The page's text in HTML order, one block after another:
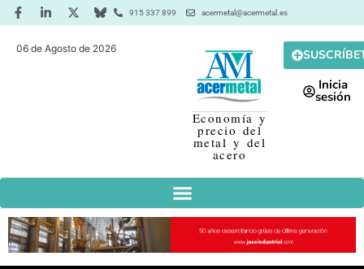
915 337 899 acermetal@acermetal.es
06 de Agosto de 2026
Economía y
precio del
metal y del
acero
Inicia
sesión